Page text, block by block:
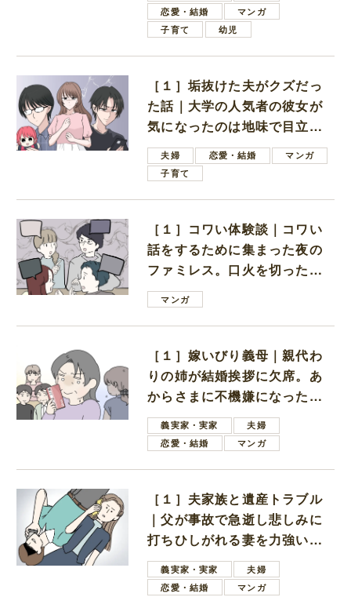
恋愛・結婚
マンガ
子育て
幼児
［１］垢抜けた夫がクズだっ
た話｜大学の人気者の彼女が
気になったのは地味で目立た
ない男子学生
夫婦 恋愛・結婚
マンガ
子育て
［１］コワい体験談｜コワい
話をするために集まった夜の
ファミレス。口火を切ったの
は電車好きの男の子ママ
マンガ
［１］嫁いびり義母｜親代わ
りの姉が結婚挨拶に欠席。あ
からさまに不機嫌になった義
母義実家・実家
夫婦
恋愛・結婚
マンガ
［１］夫家族と遺産トラブル
｜父が事故で急逝し悲しみに
打ちひしがれる妻を力強い言
葉で励ます夫
義実家・実家
夫婦
恋愛・結婚
マンガ